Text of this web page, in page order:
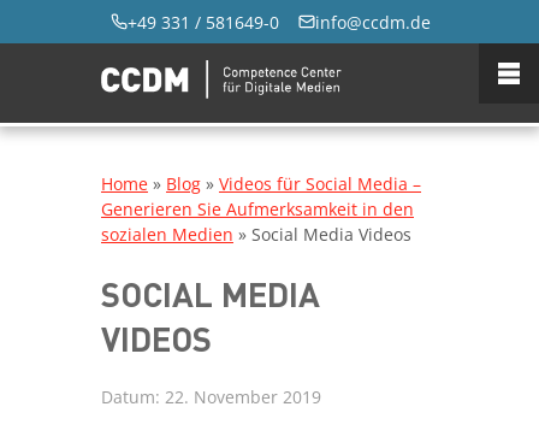
+49 331 / 581649-0 info@ccdm.de
Home » Blog » Videos für Social Media –
Generieren Sie Aufmerksamkeit in den
sozialen Medien » Social Media Videos
SOCIAL MEDIA
VIDEOS
Datum: 22. November 2019